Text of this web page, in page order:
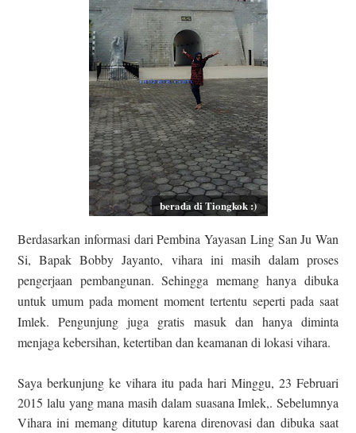
berada di Tiongkok :)
Berdasarkan informasi dari Pembina Yayasan Ling San Ju Wan
Si, Bapak Bobby Jayanto, vihara ini masih dalam proses
pengerjaan pembangunan. Sehingga memang hanya dibuka
untuk umum pada moment moment tertentu seperti pada saat
Imlek. Pengunjung juga gratis masuk dan hanya diminta
menjaga kebersihan, ketertiban dan keamanan di lokasi vihara.
Saya berkunjung ke vihara itu pada hari Minggu, 23 Februari
2015 lalu yang mana masih dalam suasana Imlek,. Sebelumnya
Vihara ini memang ditutup karena direnovasi dan dibuka saat